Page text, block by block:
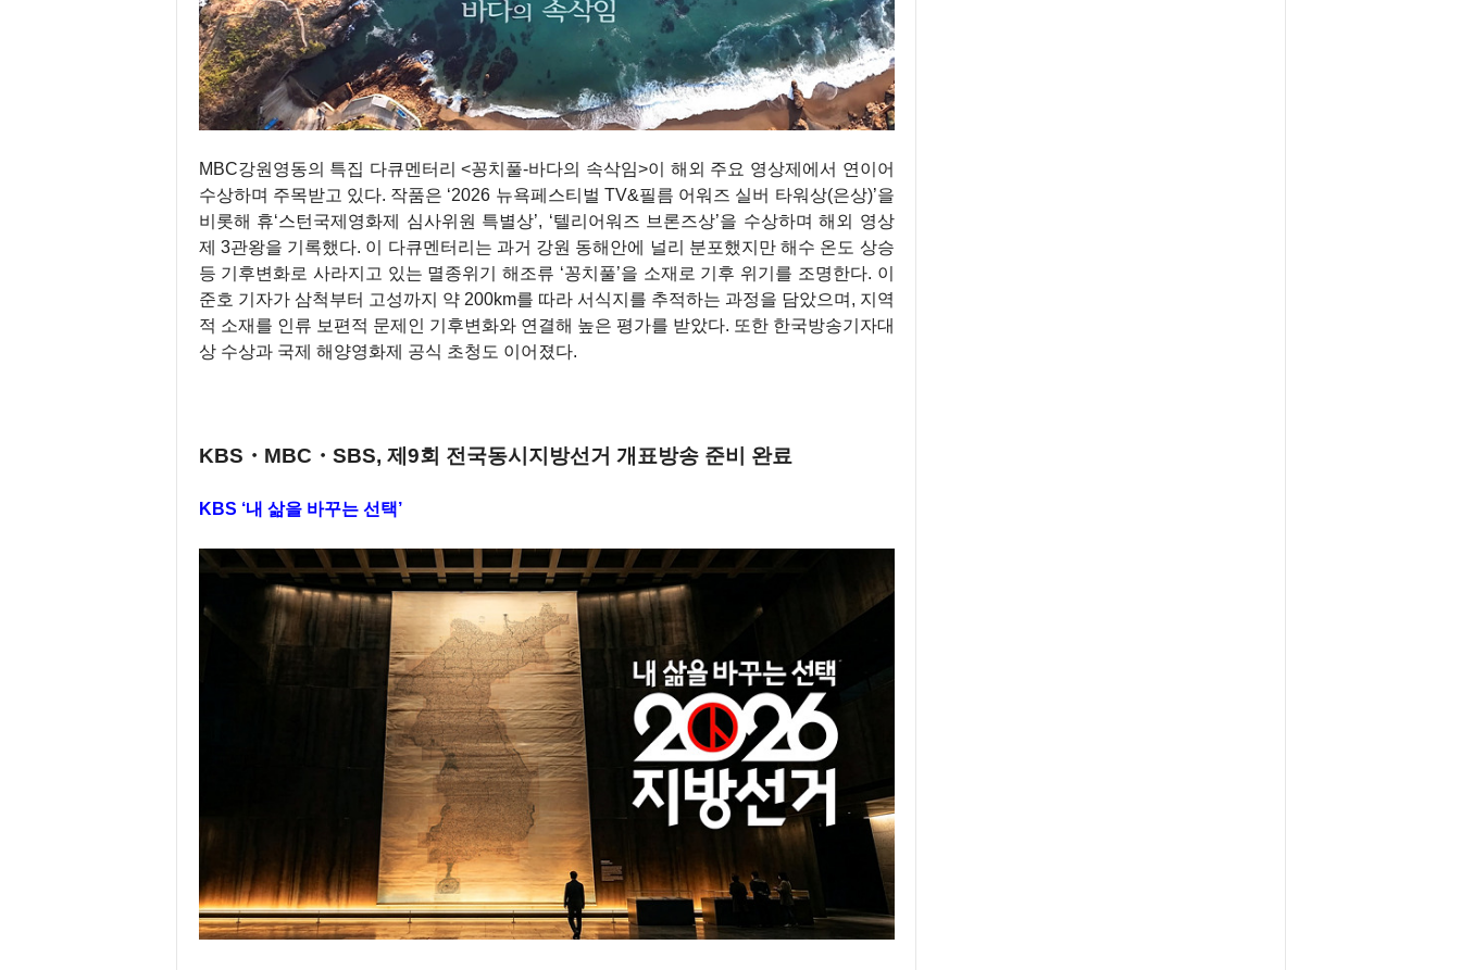
MBC강원영동의 특집 다큐멘터리 <꽁치풀-바다의 속삭임>이 해외 주요 영상제에서 연이어
수상하며 주목받고 있다. 작품은 ‘2026 뉴욕페스티벌 TV&필름 어워즈 실버 타워상(은상)’을
비롯해 휴‘스턴국제영화제 심사위원 특별상’, ‘텔리어워즈 브론즈상’을 수상하며 해외 영상
제 3관왕을 기록했다. 이 다큐멘터리는 과거 강원 동해안에 널리 분포했지만 해수 온도 상승
등 기후변화로 사라지고 있는 멸종위기 해조류 ‘꽁치풀’을 소재로 기후 위기를 조명한다. 이
준호 기자가 삼척부터 고성까지 약 200km를 따라 서식지를 추적하는 과정을 담았으며, 지역
적 소재를 인류 보편적 문제인 기후변화와 연결해 높은 평가를 받았다. 또한 한국방송기자대
상 수상과 국제 해양영화제 공식 초청도 이어졌다.
KBS・MBC・SBS, 제9회 전국동시지방선거 개표방송 준비 완료
KBS ‘내 삶을 바꾸는 선택’